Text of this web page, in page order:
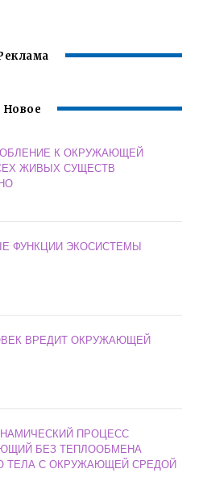
Новое
К ОКРУЖАЮЩЕЙ
ЖИВЫХ СУЩЕСТВ
ФУНКЦИИ ЭКОСИСТЕМЫ
ВРЕДИТ ОКРУЖАЮЩЕЙ
ПРОЦЕСС
БЕЗ ТЕПЛООБМЕНА
ТЕЛА С ОКРУЖАЮЩЕЙ СРЕДОЙ